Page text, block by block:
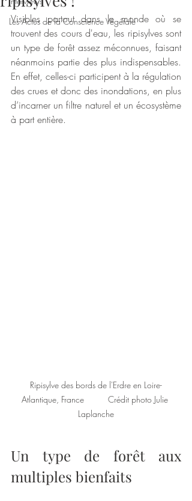
Les Actus de la Conscience Végétale
Visibles partout dans le monde où se
trouvent des cours d'eau, les ripisylves sont
un type de forêt assez méconnues, faisant
néanmoins partie des plus indispensables.
En effet, celles-ci participent à la régulation
des crues et donc des inondations, en plus
d’incarner un filtre naturel et un écosystème
à part entière.
Ripisylve des bords de l'Erdre en Loire-
Atlantique, France          Crédit photo Julie
Laplanche
Un type de forêt aux
multiples bienfaits